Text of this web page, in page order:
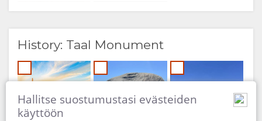
History: Taal Monument
Hallitse suostumustasi evästeiden
käyttöön